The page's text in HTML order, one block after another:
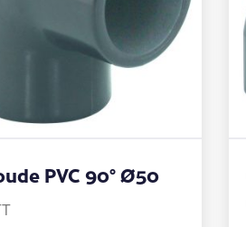
PVC 90° Ø50